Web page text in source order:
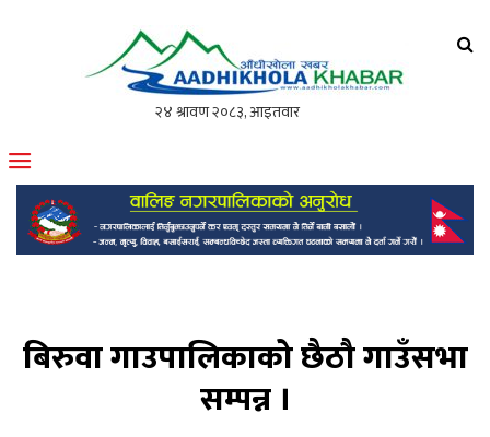
मोफसलकै लोकप्रिय अनलाइन पत्रिका
बिरुवा गाउपालिकाको छैठौ गाउँसभा
सम्पन्न ।